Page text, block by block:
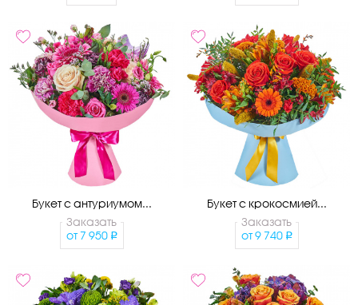
Букет с антуриумом...
Заказать
от 7 950
Букет с крокосмией...
Заказать
от 9 740